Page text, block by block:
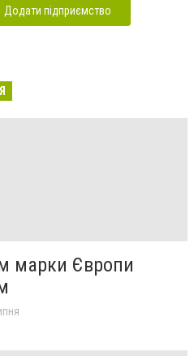
Додати підприємство
марки Європи